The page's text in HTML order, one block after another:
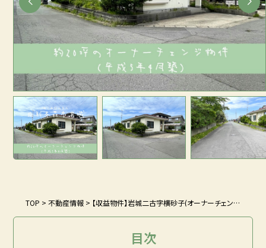
TOP > 不動産情報> 【収益物件】岩城二古字横砂子(オーナーチェンジ)
目次